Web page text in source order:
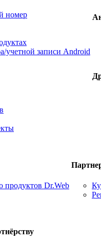
номер
учетной записи Android
Dr.Web